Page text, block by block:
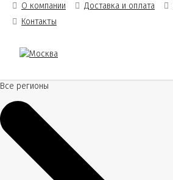
О компании
Доставка и оплата
Контакты
Все регионы